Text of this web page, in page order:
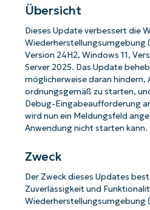
Übersicht
Dieses Update verbessert die
Wiederherstellungsumgebung
Version 24H2, Windows 11,
Server 2025. Das Update
möglicherweise daran hindern,
ordnungsgemäß zu starten,
Debug-Eingabeaufforderung
wird nun ein Meldungsfeld
Anwendung nicht starten kann.
Zweck
Der Zweck dieses Updates
Zuverlässigkeit und
Wiederherstellungsumgebung